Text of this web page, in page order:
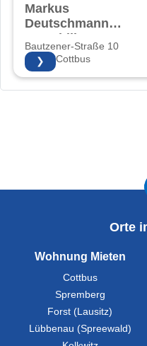
Markus
Deutschmann
Immobilien
Bautzener-Straße 10
03046 Cottbus
❯
Orte
Wohnung Mieten
Cottbus
Spremberg
Forst (Lausitz)
Lübbenau (Spreewald)